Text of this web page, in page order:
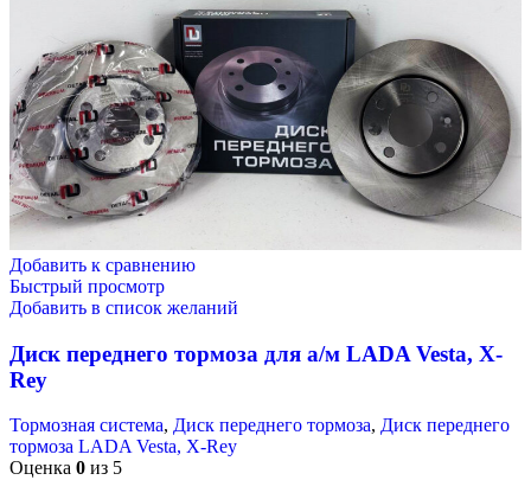
Добавить к сравнению
Быстрый просмотр
Добавить в список желаний
Диск переднего тормоза для а/м LADA Vesta, X-
Rey
Тормозная система, Диск переднего тормоза, Диск переднего
тормоза LADA Vesta, X-Rey
Оценка 0 из 5